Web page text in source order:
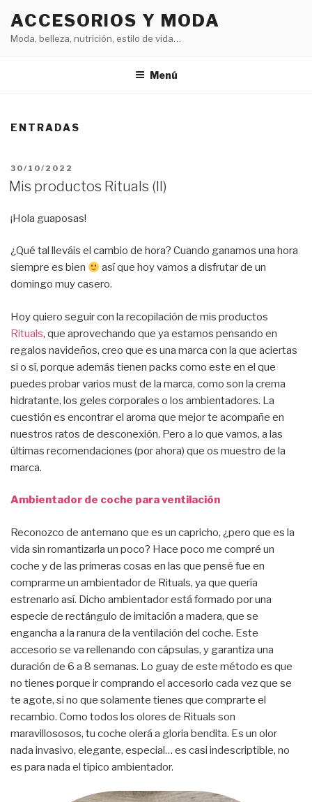
contenido
ACCESORIOS Y MODA
Moda, belleza, nutrición, estilo de vida…
Menú
ENTRADAS
PUBLICADO
EL
30/10/2022
Mis productos Rituals (II)
¡Hola guaposas!
¿Qué tal lleváis el cambio de hora? Cuando ganamos una hora
siempre es bien
así que hoy vamos a disfrutar de un
domingo muy casero.
Hoy quiero seguir con la recopilación de mis productos
Rituals, que aprovechando que ya estamos pensando en
regalos navideños, creo que es una marca con la que aciertas
si o sí, porque además tienen packs como este en el que
puedes probar varios must de la marca, como son la crema
hidratante, los geles corporales o los ambientadores. La
cuestión es encontrar el aroma que mejor te acompañe en
nuestros ratos de desconexión. Pero a lo que vamos, a las
últimas recomendaciones (por ahora) que os muestro de la
marca.
Ambientador de coche para ventilación
Reconozco de antemano que es un capricho, ¿pero que es la
vida sin romantizarla un poco? Hace poco me compré un
coche y de las primeras cosas en las que pensé fue en
comprarme un ambientador de Rituals, ya que quería
estrenarlo así. Dicho ambientador está formado por una
especie de rectángulo de imitación a madera, que se
engancha a la ranura de la ventilación del coche. Este
accesorio se va rellenando con cápsulas, y garantiza una
duración de 6 a 8 semanas. Lo guay de este método es que
no tienes porque ir comprando el accesorio cada vez que se
te agote, si no que solamente tienes que comprarte el
recambio. Como todos los olores de Rituals son
maravillososos, tu coche olerá a gloria bendita. Es un olor
nada invasivo, elegante, especial… es casi indescriptible, no
es para nada el típico ambientador.